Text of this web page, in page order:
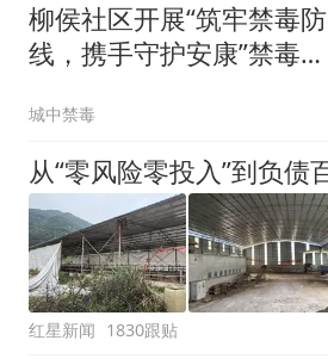
柳侯社区开展“筑牢禁毒防
线，携手守护安康”禁毒宣
城中禁毒
红星新闻 1830跟贴